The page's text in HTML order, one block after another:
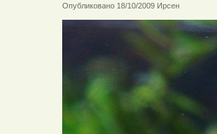
Опубликовано 18/10/2009 Ирсен